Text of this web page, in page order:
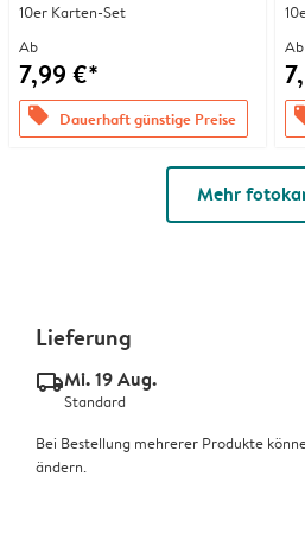
10er Karten-Set
Ab
7,99 €*
offers Dauerhaft günstige Preise
Ab
Mehr
Lieferung
delivery_standard_v2Mi. 19 Aug.
Standard
Bei Bestellung mehrerer Produkte
ändern.